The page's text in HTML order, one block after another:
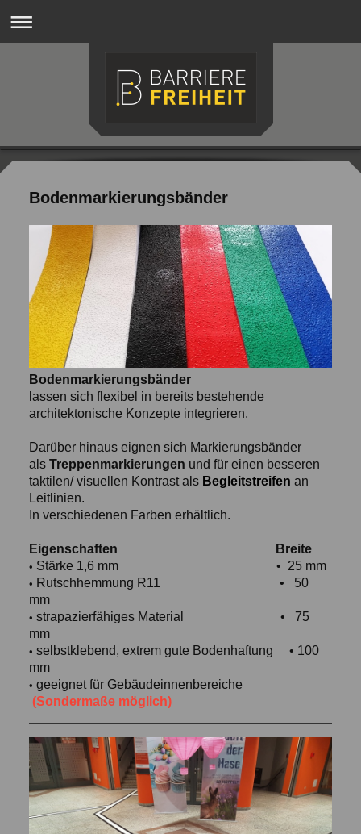
Bodenmarkierungsbänder
Bodenmarkierungsbänder
lassen sich flexibel in bereits bestehende
architektonische Konzepte integrieren.
Darüber hinaus eignen sich Markierungsbänder
als Treppenmarkierungen und für einen besseren
taktilen/ visuellen Kontrast als Begleitstreifen an
Leitlinien.
In verschiedenen Farben erhältlich.
Eigenschaften Breite
• Stärke 1,6 mm • 25 mm
• Rutschhemmung R11 • 50
mm
• strapazierfähiges Material • 75
mm
• selbstklebend, extrem gute Bodenhaftung • 100
mm
• geeignet für Gebäudeinnenbereiche
(Sondermaße möglich)